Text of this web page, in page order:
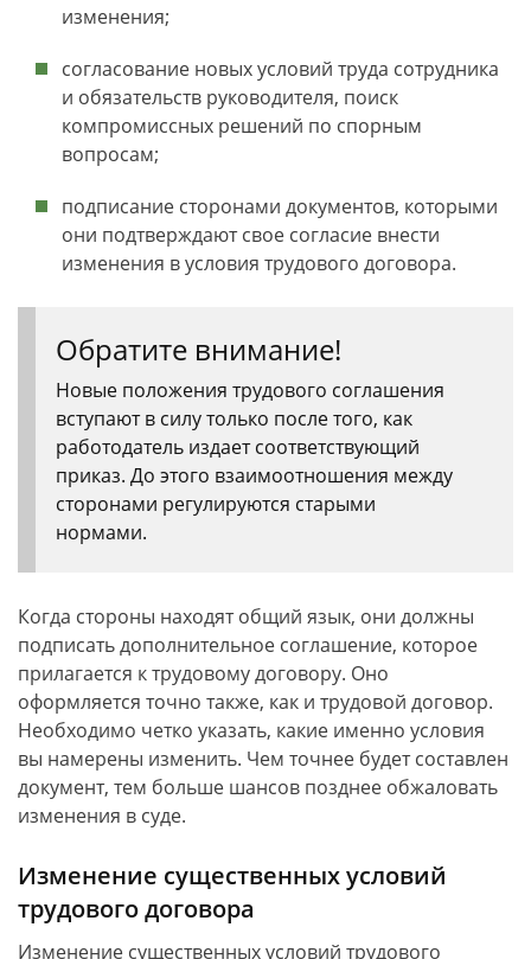
изменения;
согласование новых условий труда сотрудника
и обязательств руководителя, поиск
компромиссных решений по спорным
вопросам;
подписание сторонами документов, которыми
они подтверждают свое согласие внести
изменения в условия трудового договора.
Обратите внимание!
Новые положения трудового соглашения
вступают в силу только после того, как
работодатель издает соответствующий
приказ. До этого взаимоотношения между
сторонами регулируются старыми
нормами.
Когда стороны находят общий язык, они должны
подписать дополнительное соглашение, которое
прилагается к трудовому договору. Оно
оформляется точно также, как и трудовой договор.
Необходимо четко указать, какие именно условия
вы намерены изменить. Чем точнее будет составлен
документ, тем больше шансов позднее обжаловать
изменения в суде.
Изменение существенных условий
трудового договора
Изменение существенных условий трудового